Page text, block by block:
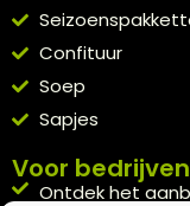
Confituur
Soep
Sapjes
Voor bedrijven
Ontdek het